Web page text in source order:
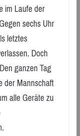
im Laufe der
sechs Uhr
letztes
Doch
ganzen Tag
der Mannschaft
alle Geräte zu